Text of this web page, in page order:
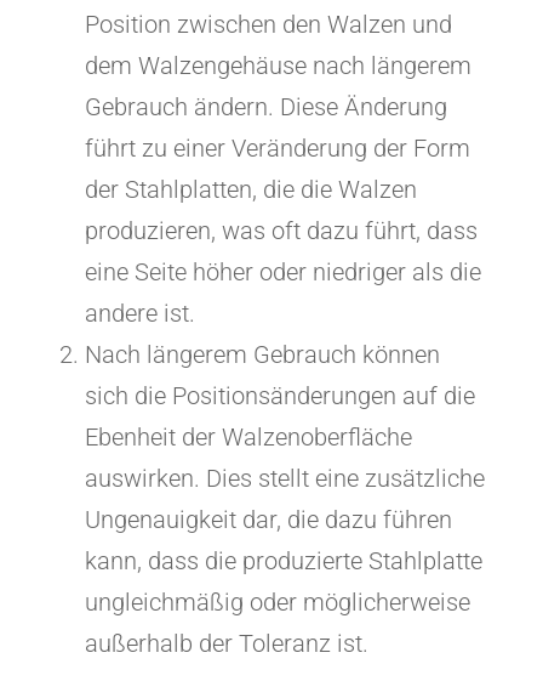
Position zwischen den Walzen und
dem Walzengehäuse nach längerem
Gebrauch ändern. Diese Änderung
führt zu einer Veränderung der Form
der Stahlplatten, die die Walzen
produzieren, was oft dazu führt, dass
eine Seite höher oder niedriger als die
andere ist.
Nach längerem Gebrauch können
sich die Positionsänderungen auf die
Ebenheit der Walzenoberfläche
auswirken. Dies stellt eine zusätzliche
Ungenauigkeit dar, die dazu führen
kann, dass die produzierte Stahlplatte
ungleichmäßig oder möglicherweise
außerhalb der Toleranz ist.